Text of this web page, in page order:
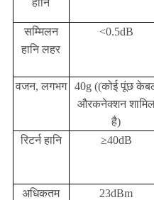
सम्मिलन
हानि लहर
<0.5dB
वजन, लगभग
40g ((कोई पूंछ
औरकनेक्शन
है)
रिटर्न हानि ≥40dB
अधिकतम
23dBm